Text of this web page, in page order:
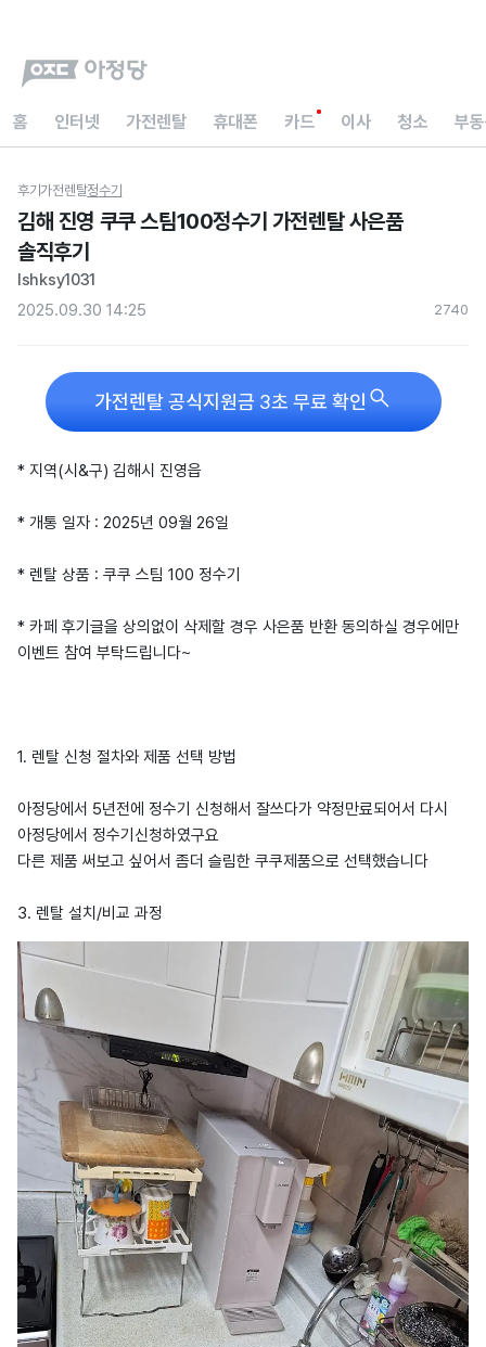
홈 인터넷 가전렌탈 휴대폰 카드 이사 청소 부
후기가전렌탈정수기
김해 진영 쿠쿠 스팀100정수기 가전렌탈 사은품
솔직후기
lshksy1031
2025.09.30 14:25
2740
가전렌탈 공식지원금 3초 무료 확인 
* 지역(시&구) 김해시 진영읍
* 개통 일자 : 2025년 09월 26일
* 렌탈 상품 : 쿠쿠 스팀 100 정수기
* 카페 후기글을 상의없이 삭제할 경우 사은품 반환 동의하실 경우에만
이벤트 참여 부탁드립니다~
1. 렌탈 신청 절차와 제품 선택 방법
아정당에서 5년전에 정수기 신청해서 잘쓰다가 약정만료되어서 다시
아정당에서 정수기신청하였구요
다른 제품 써보고 싶어서 좀더 슬림한 쿠쿠제품으로 선택했습니다
3. 렌탈 설치/비교 과정